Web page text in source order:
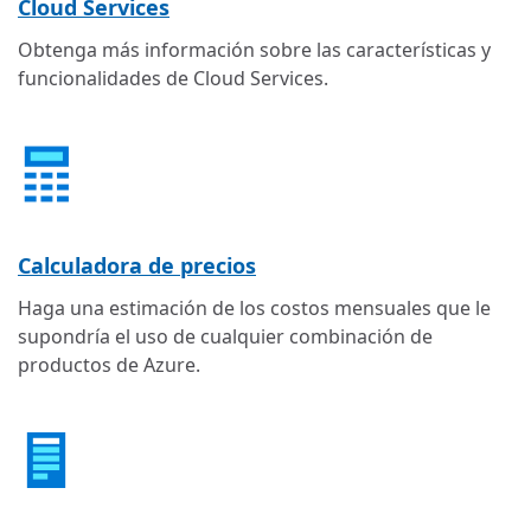
Cloud Services
Obtenga más información sobre las características y
funcionalidades de Cloud Services.
Calculadora de precios
Haga una estimación de los costos mensuales que le
supondría el uso de cualquier combinación de
productos de Azure.